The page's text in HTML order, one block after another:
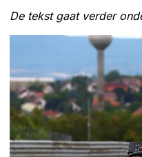
De tekst gaat verder